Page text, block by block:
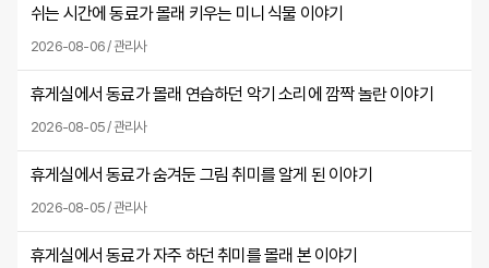
쉬는 시간에 동료가 몰래 키우는 미니 식물 이야기
2026-08-06 / 관리사
휴게실에서 동료가 몰래 연습하던 악기 소리에 깜짝 놀란 이야기
2026-08-05 / 관리사
휴게실에서 동료가 숨겨둔 그림 취미를 알게 된 이야기
2026-08-05 / 관리사
휴게실에서 동료가 자주 하던 취미를 몰래 본 이야기